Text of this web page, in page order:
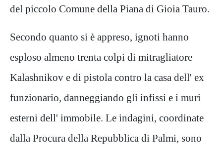
del piccolo Comune della Piana di Gioia Tauro.
Secondo quanto si è appreso, ignoti hanno
esploso almeno trenta colpi di mitragliatore
Kalashnikov e di pistola contro la casa dell' ex
funzionario, danneggiando gli infissi e i muri
esterni dell' immobile. Le indagini, coordinate
dalla Procura della Repubblica di Palmi, sono